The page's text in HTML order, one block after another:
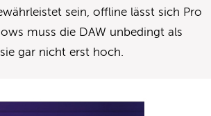
sein, offline lässt sich Pro
muss die DAW unbedingt als
gar nicht erst hoch.